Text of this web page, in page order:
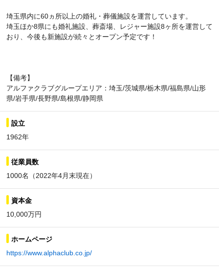
埼玉県内に60ヵ所以上の婚礼・葬儀施設を運営しています。
埼玉ほか8県にも婚礼施設、葬斎場、レジャー施設8ヶ所を運営して
おり、今後も新施設が続々とオープン予定です！
【備考】
アルファクラブグループエリア：埼玉/茨城県/栃木県/福島県/山形
県/岩手県/長野県/島根県/静岡県
設立
1962年
従業員数
1000名（2022年4月末現在）
資本金
10,000万円
ホームページ
https://www.alphaclub.co.jp/